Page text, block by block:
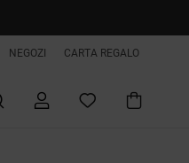
NEGOZI CARTA REGALO